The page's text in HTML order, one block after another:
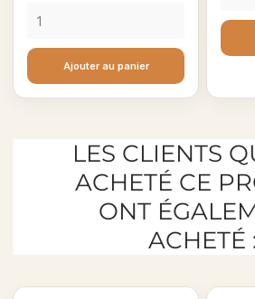
Ajouter au panier
LES CLIENTS
ACHETÉ CE
ONT
ACHETÉ :